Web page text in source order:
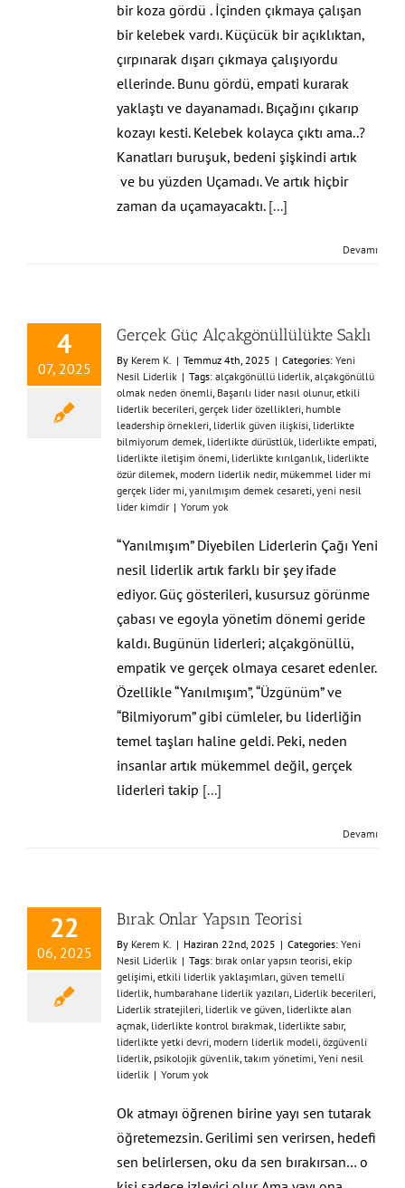
bir koza gördü . İçinden çıkmaya çalışan
bir kelebek vardı. Küçücük bir açıklıktan,
çırpınarak dışarı çıkmaya çalışıyordu
ellerinde. Bunu gördü, empati kurarak
yaklaştı ve dayanamadı. Bıçağını çıkarıp
kozayı kesti. Kelebek kolayca çıktı ama..?
Kanatları buruşuk, bedeni şişkindi artık
ve bu yüzden Uçamadı. Ve artık hiçbir
zaman da uçamayacaktı. [...]
Devamı
4
07, 2025
Gerçek Güç Alçakgönüllülükte Saklı
By Kerem K. | Temmuz 4th, 2025 | Categories: Yeni
Nesil Liderlik | Tags: alçakgönüllü liderlik, alçakgönüllü
olmak neden önemli, Başarılı lider nasıl olunur, etkili
liderlik becerileri, gerçek lider özellikleri, humble
leadership örnekleri, liderlik güven ilişkisi, liderlikte
bilmiyorum demek, liderlikte dürüstlük, liderlikte empati,
liderlikte iletişim önemi, liderlikte kırılganlık, liderlikte
özür dilemek, modern liderlik nedir, mükemmel lider mi
gerçek lider mi, yanılmışım demek cesareti, yeni nesil
lider kimdir | Yorum yok
“Yanılmışım” Diyebilen Liderlerin Çağı Yeni
nesil liderlik artık farklı bir şey ifade
ediyor. Güç gösterileri, kusursuz görünme
çabası ve egoyla yönetim dönemi geride
kaldı. Bugünün liderleri; alçakgönüllü,
empatik ve gerçek olmaya cesaret edenler.
Özellikle “Yanılmışım”, “Üzgünüm” ve
“Bilmiyorum” gibi cümleler, bu liderliğin
temel taşları haline geldi. Peki, neden
insanlar artık mükemmel değil, gerçek
liderleri takip [...]
Devamı
22
06, 2025
Bırak Onlar Yapsın Teorisi
By Kerem K. | Haziran 22nd, 2025 | Categories: Yeni
Nesil Liderlik | Tags: bırak onlar yapsın teorisi, ekip
gelişimi, etkili liderlik yaklaşımları, güven temelli
liderlik, humbarahane liderlik yazıları, Liderlik becerileri,
Liderlik stratejileri, liderlik ve güven, liderlikte alan
açmak, liderlikte kontrol bırakmak, liderlikte sabır,
liderlikte yetki devri, modern liderlik modeli, özgüvenli
liderlik, psikolojik güvenlik, takım yönetimi, Yeni nesil
liderlik | Yorum yok
Ok atmayı öğrenen birine yayı sen tutarak
öğretemezsin. Gerilimi sen verirsen, hedefi
sen belirlersen, oku da sen bırakırsan… o